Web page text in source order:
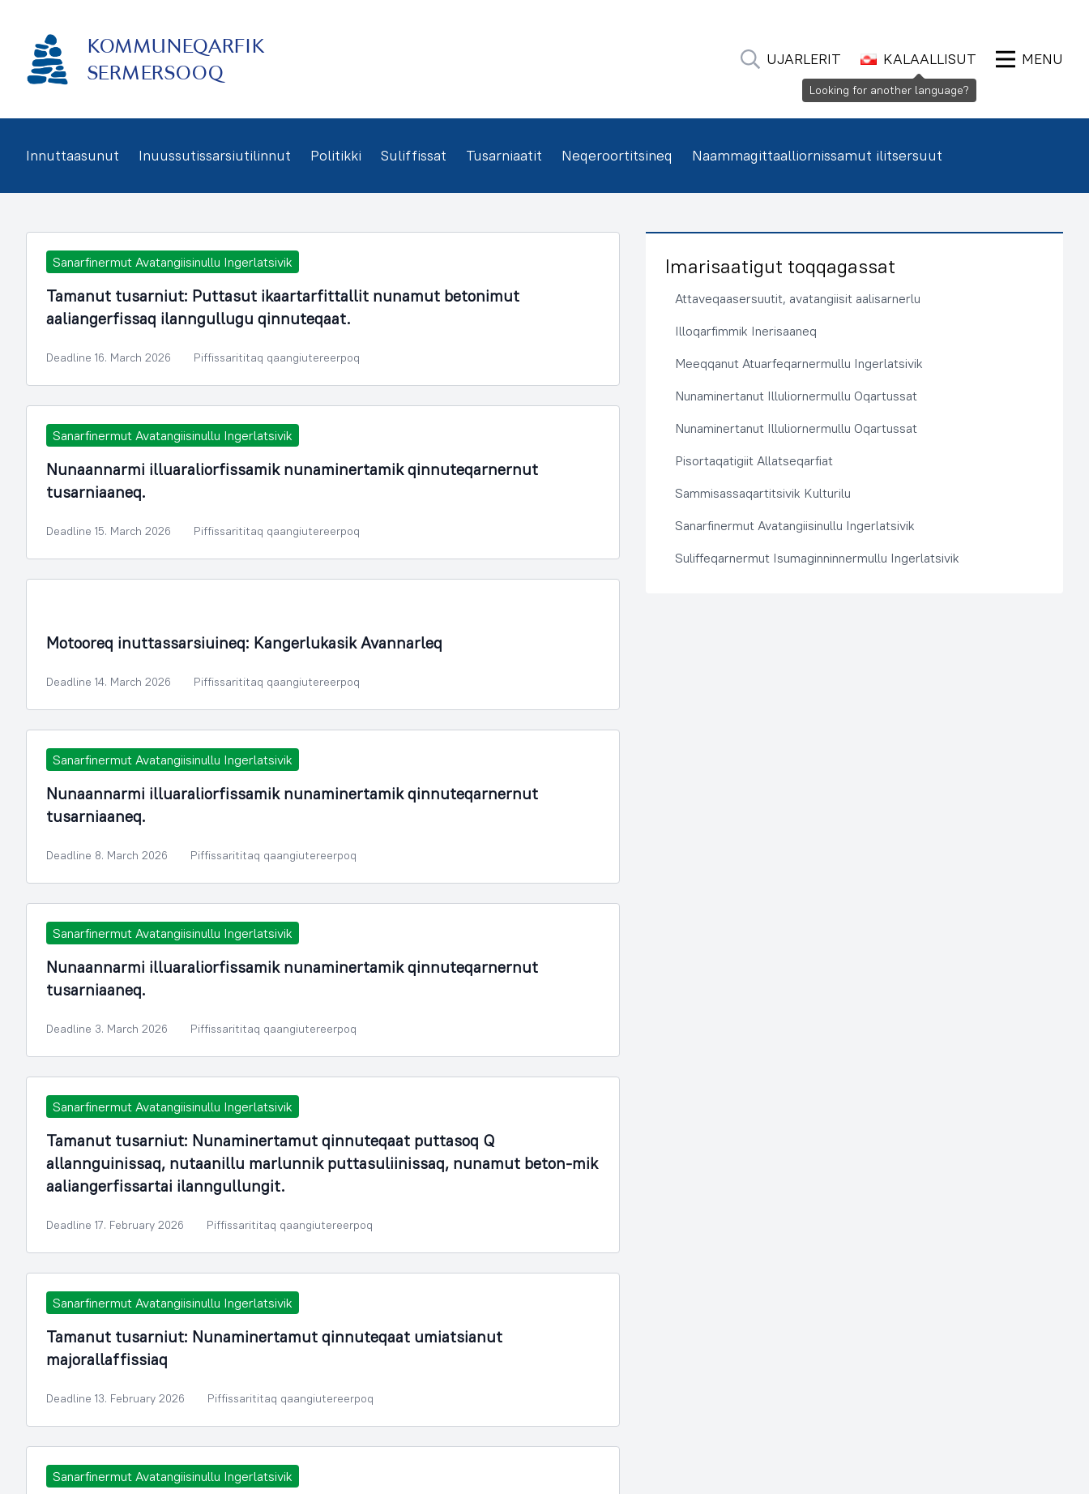
KOMMUNEQARFIK
SERMERSOOQ
UJARLERIT KALAALLISUT MENU
Innuttaasunut Inuussutissarsiutilinnut Politikki Suliffissat Tusarniaatit Neqeroortitsineq Naammagittaalliornissamut ilitsersuut
Sanarfinermut Avatangiisinullu Ingerlatsivik
Tamanut tusarniut: Puttasut ikaartarfittallit nunamut betonimut
aaliangerfissaq ilanngullugu qinnuteqaat.
Deadline 16. March 2026 Piffissarititaq qaangiutereerpoq
Sanarfinermut Avatangiisinullu Ingerlatsivik
Nunaannarmi illuaraliorfissamik nunaminertamik qinnuteqarnernut
tusarniaaneq.
Deadline 15. March 2026 Piffissarititaq qaangiutereerpoq
Motooreq inuttassarsiuineq: Kangerlukasik Avannarleq
Deadline 14. March 2026 Piffissarititaq qaangiutereerpoq
Sanarfinermut Avatangiisinullu Ingerlatsivik
Nunaannarmi illuaraliorfissamik nunaminertamik qinnuteqarnernut
tusarniaaneq.
Deadline 8. March 2026 Piffissarititaq qaangiutereerpoq
Sanarfinermut Avatangiisinullu Ingerlatsivik
Nunaannarmi illuaraliorfissamik nunaminertamik qinnuteqarnernut
tusarniaaneq.
Deadline 3. March 2026 Piffissarititaq qaangiutereerpoq
Sanarfinermut Avatangiisinullu Ingerlatsivik
Tamanut tusarniut: Nunaminertamut qinnuteqaat puttasoq Q
allannguinissaq, nutaanillu marlunnik puttasuliinissaq, nunamut beton-mik
aaliangerfissartai ilanngullungit.
Deadline 17. February 2026 Piffissarititaq qaangiutereerpoq
Sanarfinermut Avatangiisinullu Ingerlatsivik
Tamanut tusarniut: Nunaminertamut qinnuteqaat umiatsianut
majorallaffissiaq
Deadline 13. February 2026 Piffissarititaq qaangiutereerpoq
Sanarfinermut Avatangiisinullu Ingerlatsivik
Imarisaatigut toqqagassat
Attaveqaasersuutit, avatangiisit aalisarnerlu
Illoqarfimmik Inerisaaneq
Meeqqanut Atuarfeqarnermullu Ingerlatsivik
Nunaminertanut Illuliornermullu Oqartussat
Nunaminertanut Illuliornermullu Oqartussat
Pisortaqatigiit Allatseqarfiat
Sammisassaqartitsivik Kulturilu
Sanarfinermut Avatangiisinullu Ingerlatsivik
Suliffeqarnermut Isumaginninnermullu Ingerlatsivik
Looking for another language?